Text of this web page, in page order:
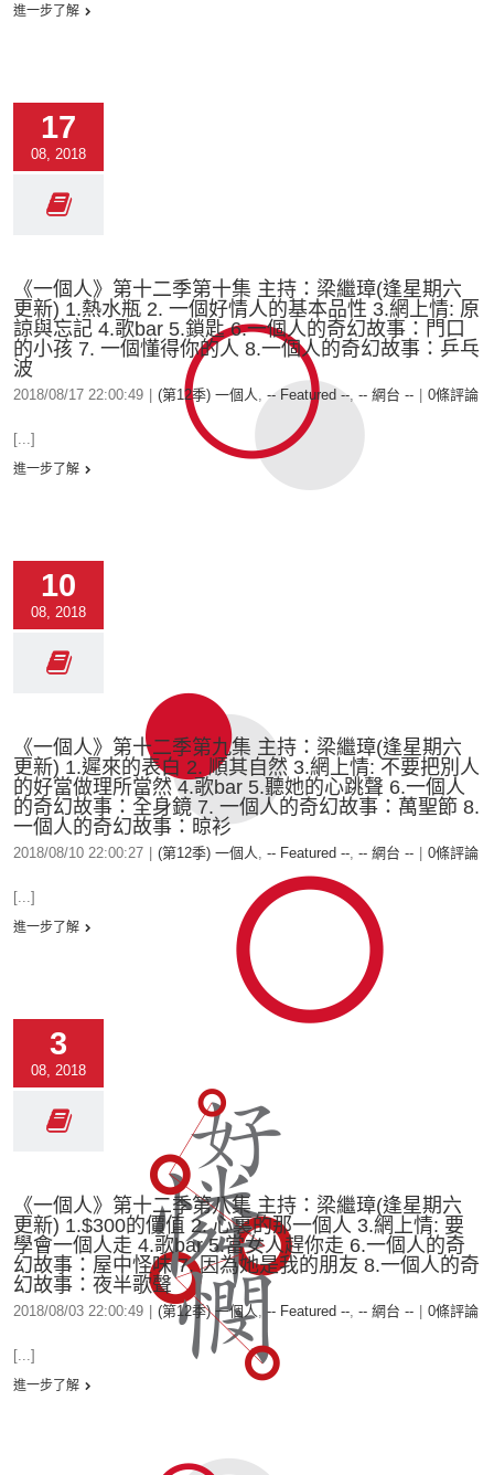
進一步了解
17
08, 2018
《一個人》第十二季第十集 主持：梁繼璋(逢星期六
更新) 1.熱水瓶 2. 一個好情人的基本品性 3.網上情: 原
諒與忘記 4.歌bar 5.鎖匙 6.一個人的奇幻故事：門口
的小孩 7. 一個懂得你的人 8.一個人的奇幻故事：乒乓
波
2018/08/17 22:00:49 (第12季) 一個人, -- Featured --, -- 網台 -- 0條評論
[...]
進一步了解
10
08, 2018
《一個人》第十二季第九集 主持：梁繼璋(逢星期六
更新) 1.遲來的表白 2. 順其自然 3.網上情: 不要把別人
的好當做理所當然 4.歌bar 5.聽她的心跳聲 6.一個人
的奇幻故事：全身鏡 7. 一個人的奇幻故事：萬聖節 8.
一個人的奇幻故事：晾衫
2018/08/10 22:00:27 (第12季) 一個人, -- Featured --, -- 網台 -- 0條評論
[...]
進一步了解
3
08, 2018
《一個人》第十二季第八集 主持：梁繼璋(逢星期六
更新) 1.$300的價值 2. 心裏的那一個人 3.網上情: 要
學會一個人走 4.歌bar 5.當女人趕你走 6.一個人的奇
幻故事：屋中怪味 7. 因為她是我的朋友 8.一個人的奇
幻故事：夜半歌聲
2018/08/03 22:00:49 (第12季) 一個人, -- Featured --, -- 網台 -- 0條評論
[...]
進一步了解